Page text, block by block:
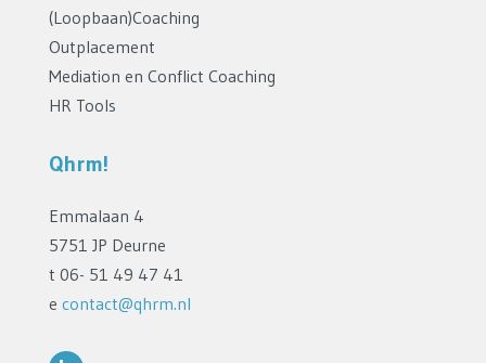
(Loopbaan)Coaching
Outplacement
Mediation en Conflict Coaching
HR Tools
Qhrm!
Emmalaan 4
5751 JP Deurne
t 06- 51 49 47 41
e contact@qhrm.nl